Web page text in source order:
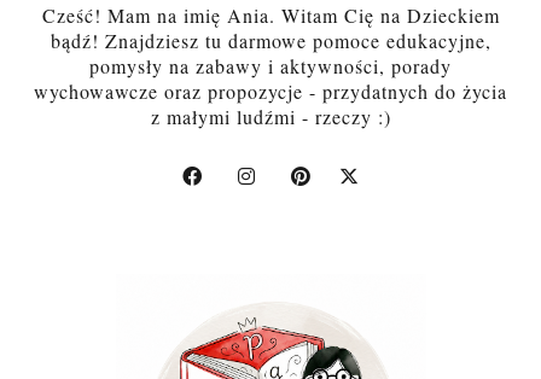
Cześć! Mam na imię Ania. Witam Cię na Dzieckiem
bądź! Znajdziesz tu darmowe pomoce edukacyjne,
pomysły na zabawy i aktywności, porady
wychowawcze oraz propozycje - przydatnych do życia
z małymi ludźmi - rzeczy :)